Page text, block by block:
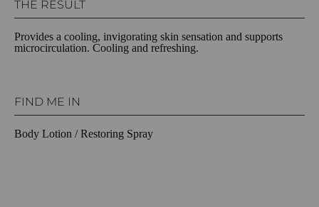
THE RESULT
Provides a cooling, invigorating skin sensation and supports
microcirculation. Cooling and refreshing.
FIND ME IN
Body Lotion / Restoring Spray